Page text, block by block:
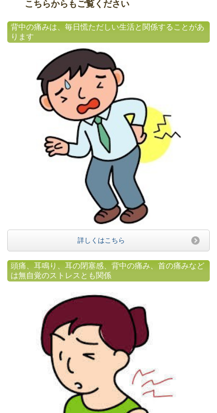
こちらからもご覧ください
背中の痛みは、毎日慌ただしい生活と関係することがあ
ります
詳しくはこちら
頭痛、耳鳴り、耳の閉塞感、背中の痛み、首の痛みなど
は無自覚のストレスとも関係